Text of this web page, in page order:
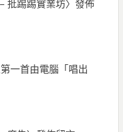
批踢踢實業坊〉發佈
一首由電腦「唱出